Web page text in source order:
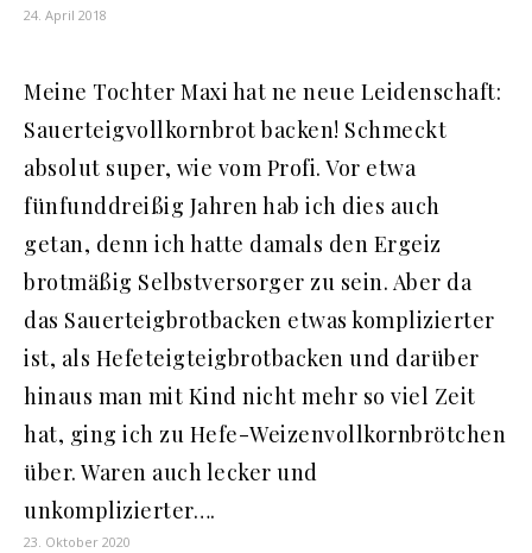
24. April 2018
Meine Tochter Maxi hat ne neue Leidenschaft:
Sauerteigvollkornbrot backen! Schmeckt
absolut super, wie vom Profi. Vor etwa
fünfunddreißig Jahren hab ich dies auch
getan, denn ich hatte damals den Ergeiz
brotmäßig Selbstversorger zu sein. Aber da
das Sauerteigbrotbacken etwas komplizierter
ist, als Hefeteigteigbrotbacken und darüber
hinaus man mit Kind nicht mehr so viel Zeit
hat, ging ich zu Hefe-Weizenvollkornbrötchen
über. Waren auch lecker und
unkomplizierter….
23. Oktober 2020